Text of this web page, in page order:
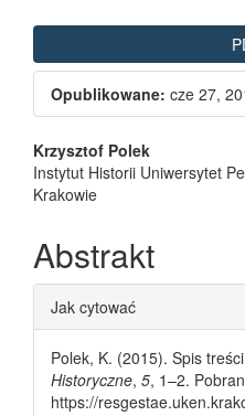
Article
Opublikowane: cze 27,
Main Article
Krzysztof Polek
Instytut Historii Uniwersytet
Krakowie
Abstrakt
Article Details
Jak cytować
Polek, K. (2015). Spis
Historyczne, 5, 1–2.
https://